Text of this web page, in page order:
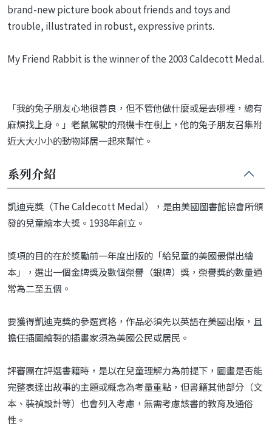
brand-new picture book about friends and toys and
trouble, illustrated in robust, expressive prints.
My Friend Rabbit is the winner of the 2003 Caldecott Medal.
「我的兔子朋友心地很善良，但不管他做什麼或是去哪裡，總有
麻煩找上身。」老鼠駕駛的飛機卡在樹上，他的兔子朋友召集附
近大大小小的動物鄰居一起來幫忙。
系列介紹
凱迪克獎（The Caldecott Medal），是由美國圖書館協會所頒
發的兒童繪本大獎。1938年創立。
獎項的目的在於獎勵前一年度出版的「給兒童的美國最傑出繪
本」，選出一個金牌獎及數個榮譽（銀牌）獎，榮譽獎的數量通
常為二至五個。
要獲得凱迪克獎的參選資格，作品必須先以英語在美國出版，且
擔任插圖繪製的插畫家須為美國公民或居民。
評審團在評選書籍時，是以在兒童理解力為前提下，圖畫是否能
完整表達出故事的主題或概念為考量重點，但書籍其他部分（文
本、裝禎設計等）也會列入考慮，無需考慮該書的教育及通俗
性。